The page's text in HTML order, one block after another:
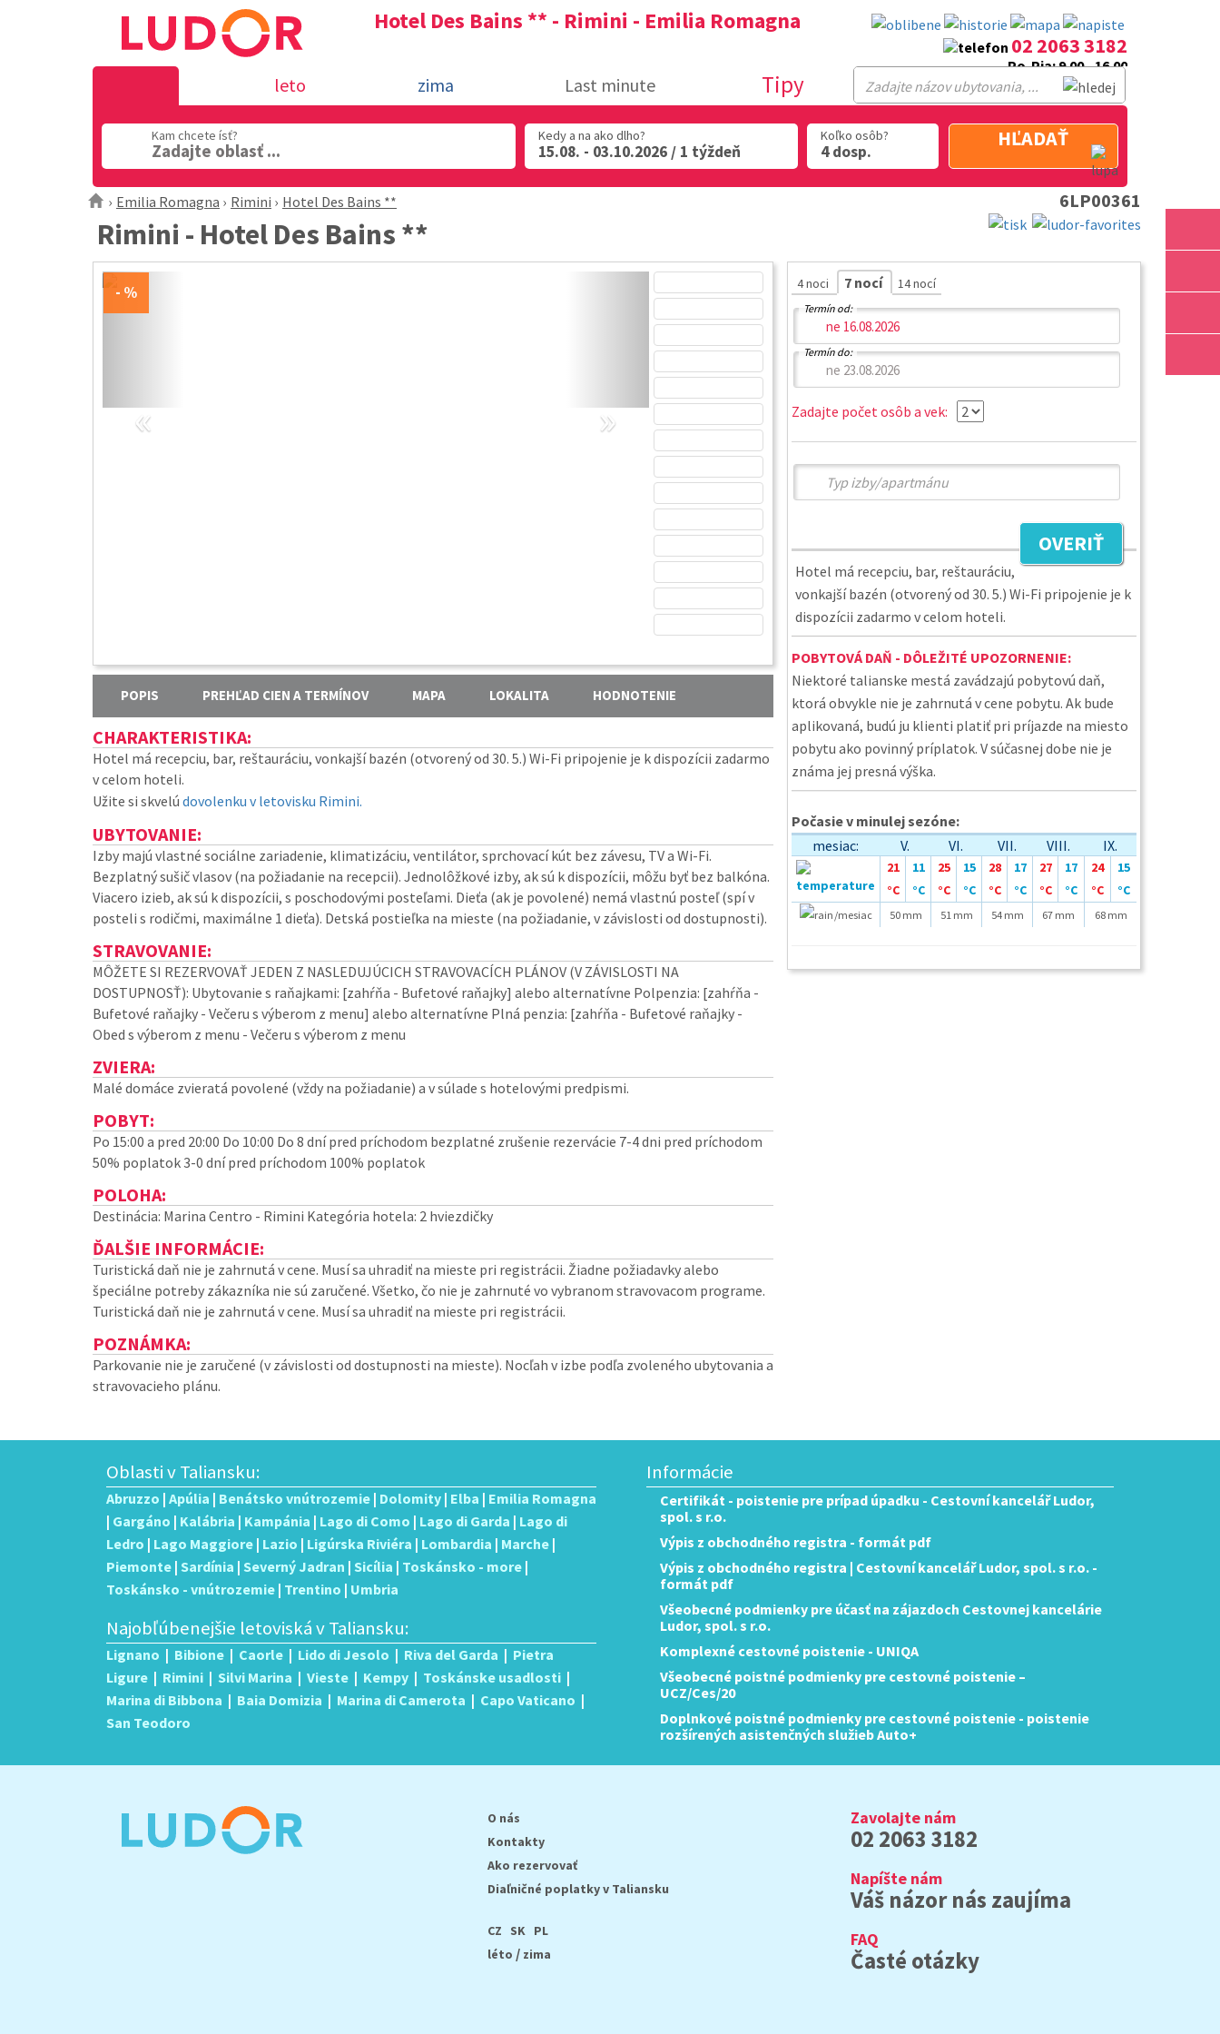
Hotel Des Bains ** - Rimini - Emilia Romagna
02 2063 3182
Po-Pia: 9.00 - 16.00
leto zima Last minute Tipy
Kam chcete ísť?
Zadajte oblasť ...
Kedy a na ako dlho?
15.08. - 03.10.2026 / 1 týždeň
Koľko osôb?
4 dosp.
HĽADAŤ
Emilia Romagna Rimini Hotel Des Bains ** 6LP00361
Rimini - Hotel Des Bains **
« »
POPIS PREHĽAD CIEN A TERMÍNOV MAPA LOKALITA HODNOTENIE
CHARAKTERISTIKA:
Hotel má recepciu, bar, reštauráciu, vonkajší bazén (otvorený od 30. 5.) Wi-Fi pripojenie je k dispozícii zadarmo
v celom hoteli.
Užite si skvelú dovolenku v letovisku Rimini.
UBYTOVANIE:
Izby majú vlastné sociálne zariadenie, klimatizáciu, ventilátor, sprchovací kút bez závesu, TV a Wi-Fi.
Bezplatný sušič vlasov (na požiadanie na recepcii). Jednolôžkové izby, ak sú k dispozícii, môžu byť bez balkóna.
Viacero izieb, ak sú k dispozícii, s poschodovými posteľami. Dieťa (ak je povolené) nemá vlastnú posteľ (spí v
posteli s rodičmi, maximálne 1 dieťa). Detská postieľka na mieste (na požiadanie, v závislosti od dostupnosti).
STRAVOVANIE:
MÔŽETE SI REZERVOVAŤ JEDEN Z NASLEDUJÚCICH STRAVOVACÍCH PLÁNOV (V ZÁVISLOSTI NA
DOSTUPNOSŤ): Ubytovanie s raňajkami: [zahŕňa - Bufetové raňajky] alebo alternatívne Polpenzia: [zahŕňa -
Bufetové raňajky - Večeru s výberom z menu] alebo alternatívne Plná penzia: [zahŕňa - Bufetové raňajky -
Obed s výberom z menu - Večeru s výberom z menu
ZVIERA:
Malé domáce zvieratá povolené (vždy na požiadanie) a v súlade s hotelovými predpismi.
POBYT:
Po 15:00 a pred 20:00 Do 10:00 Do 8 dní pred príchodom bezplatné zrušenie rezervácie 7-4 dni pred príchodom
50% poplatok 3-0 dní pred príchodom 100% poplatok
POLOHA:
Destinácia: Marina Centro - Rimini Kategória hotela: 2 hviezdičky
ĎALŠIE INFORMÁCIE:
Turistická daň nie je zahrnutá v cene. Musí sa uhradiť na mieste pri registrácii. Žiadne požiadavky alebo
špeciálne potreby zákazníka nie sú zaručené. Všetko, čo nie je zahrnuté vo vybranom stravovacom programe.
Turistická daň nie je zahrnutá v cene. Musí sa uhradiť na mieste pri registrácii.
POZNÁMKA:
Parkovanie nie je zaručené (v závislosti od dostupnosti na mieste). Nocľah v izbe podľa zvoleného ubytovania a
stravovacieho plánu.
4 noci 7 nocí 14 nocí
Termín od:
Termín do:
Zadajte počet osôb a vek:
OVERIŤ
Hotel má recepciu, bar, reštauráciu,
vonkajší bazén (otvorený od 30. 5.) Wi-Fi pripojenie je k
dispozícii zadarmo v celom hoteli.
POBYTOVÁ DAŇ - DÔLEŽITÉ UPOZORNENIE:
Niektoré talianske mestá zavádzajú pobytovú daň,
ktorá obvykle nie je zahrnutá v cene pobytu. Ak bude
aplikovaná, budú ju klienti platiť pri príjazde na miesto
pobytu ako povinný príplatok. V súčasnej dobe nie je
známa jej presná výška.
Počasie v minulej sezóne:
mesiac:
V. VI. VII. VIII. IX.
21
°C
11
°C
25
°C
15
°C
28
°C
17
°C
27
°C
17
°C
24
°C
15
°C
/mesiac 50 mm 51 mm 54 mm 67 mm 68 mm
Oblasti v Taliansku:
Abruzzo | Apúlia | Benátsko vnútrozemie | Dolomity | Elba | Emilia Romagna
| Gargáno | Kalábria | Kampánia | Lago di Como | Lago di Garda | Lago di
Ledro | Lago Maggiore | Lazio | Ligúrska Riviéra | Lombardia | Marche |
Piemonte | Sardínia | Severný Jadran | Sicília | Toskánsko - more |
Toskánsko - vnútrozemie | Trentino | Umbria
Najobľúbenejšie letoviská v Taliansku:
Lignano | Bibione | Caorle | Lido di Jesolo | Riva del Garda | Pietra
Ligure | Rimini | Silvi Marina | Vieste | Kempy | Toskánske usadlosti |
Marina di Bibbona | Baia Domizia | Marina di Camerota | Capo Vaticano |
San Teodoro
Informácie
Certifikát - poistenie pre prípad úpadku - Cestovní kancelář Ludor,
spol. s r.o.
Výpis z obchodného registra - formát pdf
Výpis z obchodného registra | Cestovní kancelář Ludor, spol. s r.o. -
formát pdf
Všeobecné podmienky pre účasť na zájazdoch Cestovnej kancelárie
Ludor, spol. s r.o.
Komplexné cestovné poistenie - UNIQA
Všeobecné poistné podmienky pre cestovné poistenie –
UCZ/Ces/20
Doplnkové poistné podmienky pre cestovné poistenie - poistenie
rozšírených asistenčných služieb Auto+
O nás
Kontakty
Ako rezervovať
Diaľničné poplatky v Taliansku
CZ SK PL
léto / zima
Zavolajte nám
02 2063 3182
Napíšte nám
Váš názor nás zaujíma
FAQ
Časté otázky